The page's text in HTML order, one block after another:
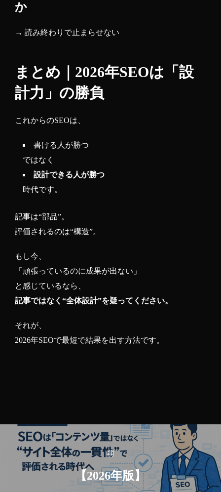
か
→ 読み終わりで止まらせない
まとめ｜2026年SEOは「設
計力」の勝負
これからのSEOは、
書ける人が勝つ
ではなく
設計できる人が勝つ
時代です。
記事は“部品”。
評価されるのは“構造”。
もし今、
「頑張っているのに成果が出ない」
と感じているなら、
記事ではなく“全体設計”を疑ってください。
それが、
2026年SEOで最短で結果を出す方法です。
前
前
【2026年版】